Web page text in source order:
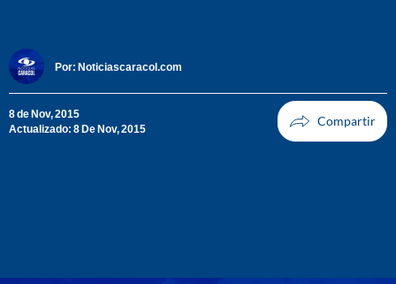
Por: Noticiascaracol.com
8 de Nov, 2015
Actualizado: 8 De Nov, 2015